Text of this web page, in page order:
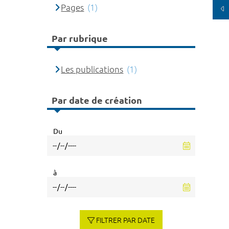
Pages (1)
Par rubrique
Les publications (1)
Par date de création
Du
à
FILTRER PAR DATE